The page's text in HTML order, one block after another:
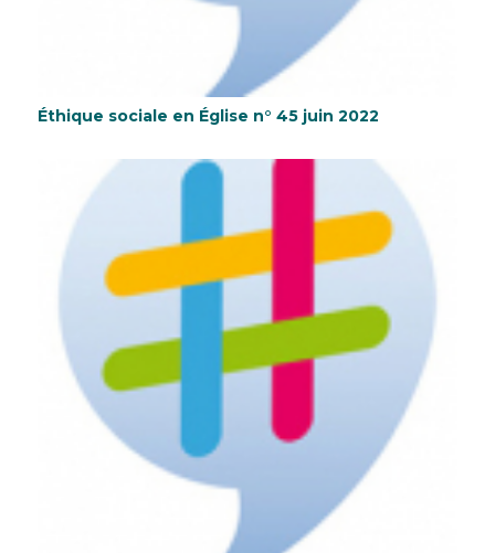
Éthique sociale en Église n° 45 juin 2022